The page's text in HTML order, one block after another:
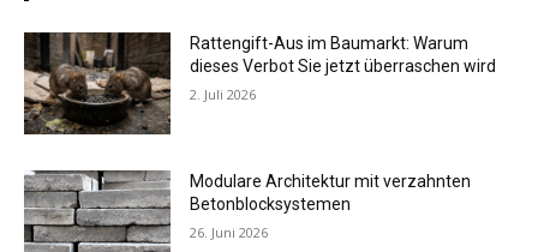
Rattengift-Aus im Baumarkt: Warum
dieses Verbot Sie jetzt überraschen wird
2. Juli 2026
Modulare Architektur mit verzahnten
Betonblocksystemen
26. Juni 2026